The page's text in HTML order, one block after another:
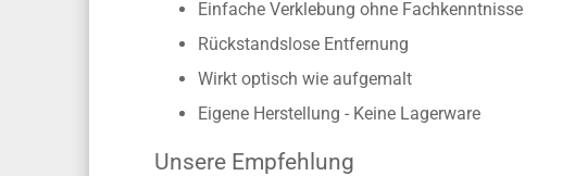
Einfache Verklebung ohne Fachkenntnisse
Rückstandslose Entfernung
Wirkt optisch wie aufgemalt
Eigene Herstellung - Keine Lagerware
Unsere Empfehlung